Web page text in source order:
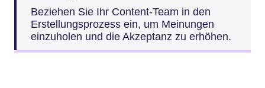
Beziehen Sie Ihr Content-Team in den
Erstellungsprozess ein, um Meinungen
einzuholen und die Akzeptanz zu erhöhen.